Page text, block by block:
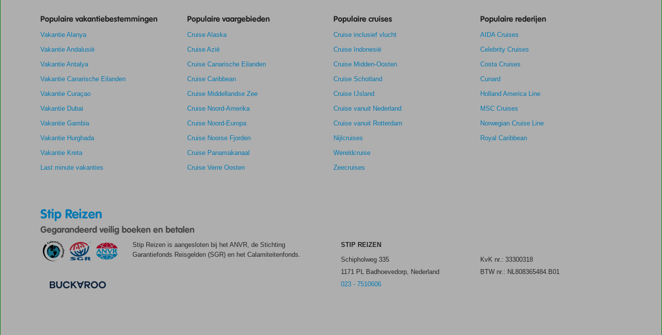
Populaire vakantiebestemmingen
Vakantie Alanya
Vakantie Andalusië
Vakantie Antalya
Vakantie Canarische Eilanden
Vakantie Curaçao
Vakantie Dubai
Vakantie Gambia
Vakantie Hurghada
Vakantie Kreta
Last minute vakanties
Populaire vaargebieden
Cruise Alaska
Cruise Azië
Cruise Canarische Eilanden
Cruise Caribbean
Cruise Middellandse Zee
Cruise Noord-Amerika
Cruise Noord-Europa
Cruise Noorse Fjorden
Cruise Panamakanaal
Cruise Verre Oosten
Populaire cruises
Cruise inclusief vlucht
Cruise Indonesië
Cruise Midden-Oosten
Cruise Schotland
Cruise IJsland
Cruise vanuit Nederland
Cruise vanuit Rotterdam
Nijlcruises
Wereldcruise
Zeecruises
Populaire rederijen
AIDA Cruises
Celebrity Cruises
Costa Cruises
Cunard
Holland America Line
MSC Cruises
Norwegian Cruise Line
Royal Caribbean
Stip Reizen
Gegarandeerd veilig boeken en betalen
Stip Reizen is aangesloten bij het ANVR, de Stichting
Garantiefonds Reisgelden (SGR) en het Calamiteitenfonds.
STIP REIZEN
Schipholweg 335
1171 PL Badhoevedorp, Nederland
023 - 7510606
KvK nr.: 33300318
BTW nr.: NL808365484.B01